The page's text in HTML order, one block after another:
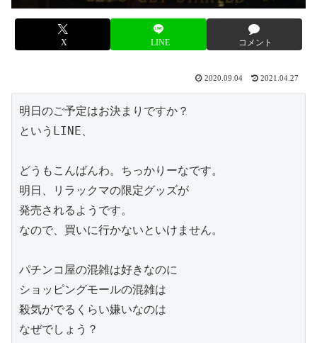
X LINE コメント
2020.09.04 2021.04.27
明日のご予定はお決まりですか？
というLINE、
どうもこんばんわ。ちっかりーなです。
明日、リラックマの限定グッズが
発売されるようです。
なので、買いに行かないといけません。
パチンコ屋の混雑は好きなのに
ショッピングモールの混雑は
殺気がでるくらい嫌いなのは
なぜでしょう？